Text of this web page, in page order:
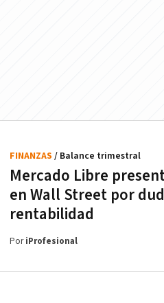
Mercado Libre
en Wall Street por
rentabilidad
FINANZAS / Balance trimestral
PoriProfesional